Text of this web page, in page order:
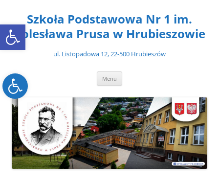
Open toolbar
Open toolbar
treściSzkoła Podstawowa Nr 1 im.
Bolesława Prusa w Hrubieszowie
ul. Listopadowa 12, 22-500 Hrubieszów
Menu